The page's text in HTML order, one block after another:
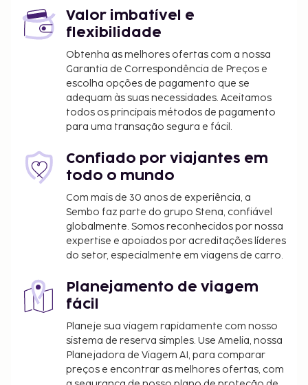
Valor imbatível e
flexibilidade
Obtenha as melhores ofertas com a nossa
Garantia de Correspondência de Preços e
escolha opções de pagamento que se
adequam às suas necessidades. Aceitamos
todos os principais métodos de pagamento
para uma transação segura e fácil.
Confiado por viajantes em
todo o mundo
Com mais de 30 anos de experiência, a
Sembo faz parte do grupo Stena, confiável
globalmente. Somos reconhecidos por nossa
expertise e apoiados por acreditações líderes
do setor, especialmente em viagens de carro.
Planejamento de viagem
fácil
Planeje sua viagem rapidamente com nosso
sistema de reserva simples. Use Amelia, nossa
Planejadora de Viagem AI, para comparar
preços e encontrar as melhores ofertas, com